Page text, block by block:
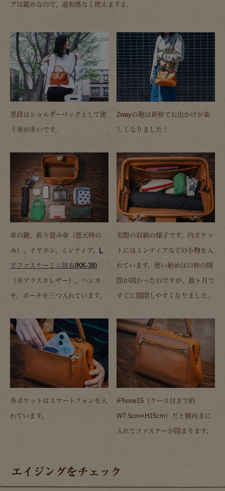
プは細めなので、違和感なく使えますよ。
普段はショルダーバッグとして使
う事が多いです。
2wayの鞄は新鮮でお出かけが楽
しくなりました！
車の鍵、折り畳み傘（悪天時の
み）、イヤホン、ミンティア、 L
字ファスナーミニ財布(KK-38)
（※アラスカレザー）、ハンカ
チ、ポーチを三つ入れています。
実際の収納の様子です。内ポケッ
トにはミンティアなどの小物を入
れています。使い始めは口枠の開
閉が固かったのですが、数ヶ月で
すぐに開閉しやすくなりました。
外ポケットはスマートフォンを入
れています。
iPhone15（ケース付きで約
W7.5cm×H15cm）だと横向きに
入れてファスナーが閉まります。
エイジングをチェック